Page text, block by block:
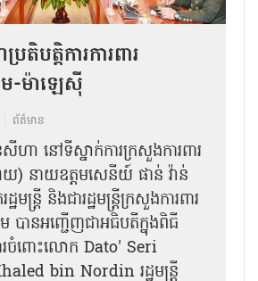
តិបត្តិការការពារ
-ម៉ាឡេស៊ី
ព័ត៌មាន
សីហា នៅទីស្នាក់ការក្រសួងការពារ
នាយឧត្តមសេនីយ៍ ផាន់ វ៉ាន់
ន្ត្រី និងជារដ្ឋមន្ត្រីក្រសួងការពារ
បានអញ្ជើញជាអធិបតីក្នុងពិធី
ារ​ចំពោះលោក Dato' Seri
bin Nordin រដ្ឋមន្ត្រី